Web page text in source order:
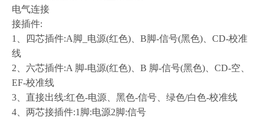
电气连接
接插件:
1、四芯插件:A脚_电源(红色)、B脚-信号(黑色)、CD-校准
线
2、六芯插件:A 脚-电源(红色)、B 脚-信号(黑色)、CD-空、
EF-校准线
3、直接出线:红色-电源、黑色-信号、绿色/白色-校准线
4、两芯接插件:1脚:电源2脚:信号